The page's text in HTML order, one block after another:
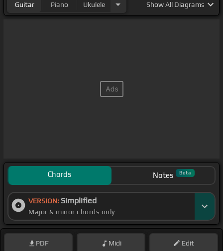
Guitar Piano Ukulele ShowAll Diagrams
Chords Notes Beta
VERSION: Simplified
Major & minor chords only
PDF Midi Edit